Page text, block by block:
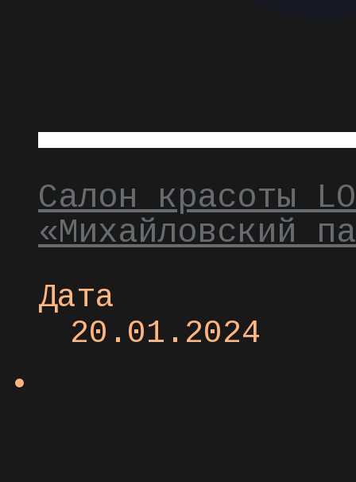
Салон красоты
«Михайловский
Дата
20.01.2024